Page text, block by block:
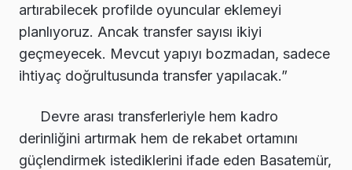
artırabilecek profilde oyuncular eklemeyi
planlıyoruz. Ancak transfer sayısı ikiyi
geçmeyecek. Mevcut yapıyı bozmadan, sadece
ihtiyaç doğrultusunda transfer yapılacak.”
Devre arası transferleriyle hem kadro
derinliğini artırmak hem de rekabet ortamını
güçlendirmek istediklerini ifade eden Basatemür,